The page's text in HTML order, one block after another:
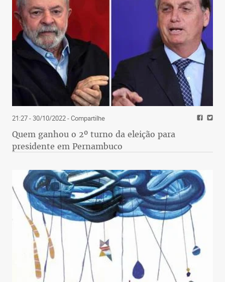
21:27 - 30/10/2022- Compartilhe
Quem ganhou o 2º turno da eleição para
presidente em Pernambuco